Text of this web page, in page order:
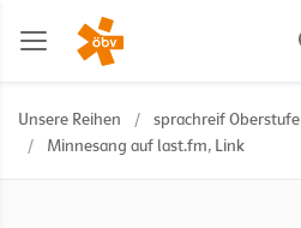
Unsere Reihen / sprachreif Oberstufe
/
Minnesang auf last.fm, Link